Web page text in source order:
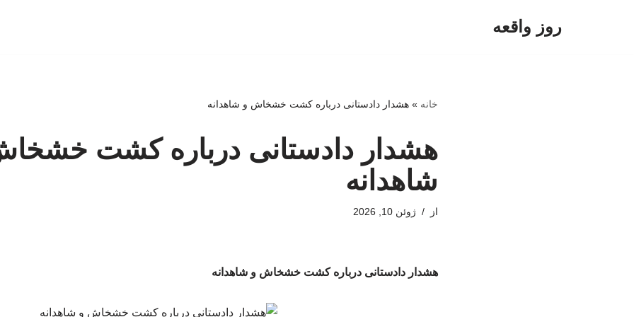
روز واقعه
خانه »هشدار دادستانی درباره کشت خشخاش و شاهدانه
هشدار دادستانی درباره کشت
شاهدانه
از ژوئن 10, 2026
هشدار دادستانی درباره کشت خشخاش و شاهدانه